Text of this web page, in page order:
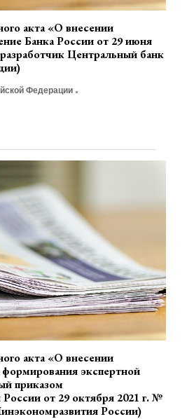
акта «О внесении
Банка России от 29 июня
Центральный банк
Федерации
акта «О внесении
экспертной
приказом
от 29 октября 2021 г. №
России)